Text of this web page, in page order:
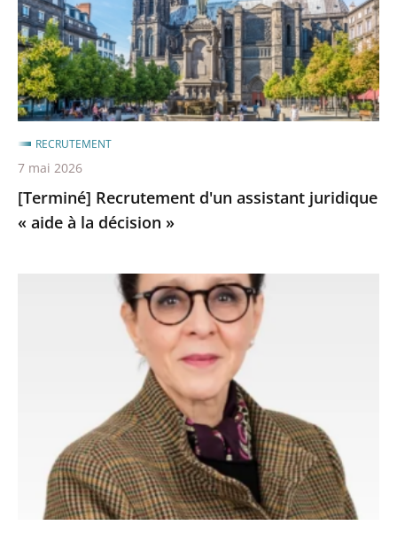
«
aide
à
la
décision
[Terminé] Recrutement d'un assistant juridique
« aide à la décision »
RECRUTEMENT
7 mai 2026
Clermont-
Ferrand